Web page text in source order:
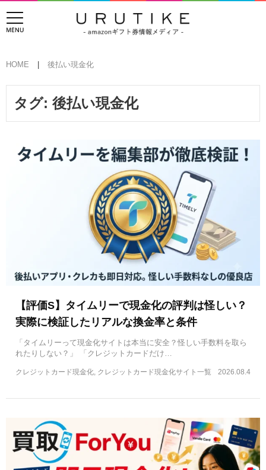
HOME 後払い現金化
タグ: 後払い現金化
【評価S】タイムリーで現金化の評判は怪しい？
実際に検証したリアルな換金率と条件
「タイムリーって現金化サイトは本当に安全？怪しい手数料を取ら
れたりしない？」 「クレジットカードだけ…
2026.08.4
クレジットカード現金化, クレジットカード現金化サイト一覧